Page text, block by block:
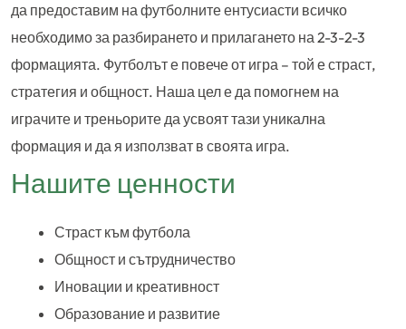
да предоставим на футболните ентусиасти всичко
необходимо за разбирането и прилагането на 2-3-2-3
формацията. Футболът е повече от игра – той е страст,
стратегия и общност. Наша цел е да помогнем на
играчите и треньорите да усвоят тази уникална
формация и да я използват в своята игра.
Нашите ценности
Страст към футбола
Общност и сътрудничество
Иновации и креативност
Образование и развитие